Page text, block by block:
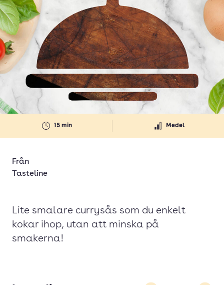
15 min Medel
Från
Tasteline
Lite smalare currysås som du enkelt
kokar ihop, utan att minska på
smakerna!